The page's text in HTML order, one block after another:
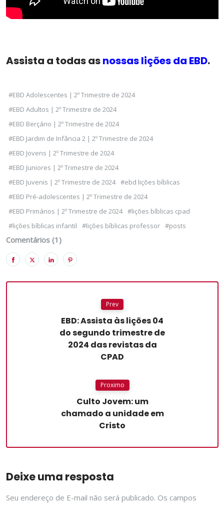
Assista a todas asnossas lições da EBD.
#EBD Adolescentes | 2º Trimestre de 2024
#EBD Adultos | 2º Trimestre de 2024
#EBD Berçário | 2º Trimestre de 2024
#EBD Jardim de Infância 2 | 2º Trimestre de 2024
#EBD Jovens | 2º Trimestre de 2024
#EBD Juniores | 2º Trimestre de 2024
#EBD Juvenis | 2º Trimestre de 2024 #ebd lições bíblicas
#EBD Pré-adolescentes | 2º Trimestre de 2024
#EBD Primários | 2º Trimestre de 2024 #lições bíblicas cpad
#lições bíblicas infantil
#lições bíblicas professor #posts
Comentários (1)
Prev
EBD: Assista às lições 04
do segundo trimestre de
2024 das revistas da
CPAD
Proximo
Culto Jovem: um
chamado a unidade em
Cristo
Deixe uma resposta
Seu endereço de E-mail não será publicado. Os campos